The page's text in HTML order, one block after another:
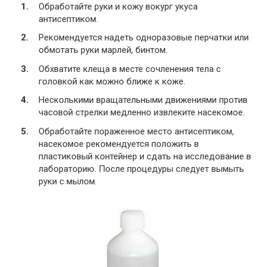
Обработайте руки и кожу вокург укуса
антисептиком.
Рекомендуется надеть одноразовые перчатки или
обмотать руки марлей, бинтом.
Обхватите клеща в месте сочленения тела с
головкой как можно ближе к коже.
Несколькими вращательными движениями против
часовой стрелки медленно извлеките насекомое.
Обработайте пораженное место антисептиком,
насекомое рекомендуется положить в
пластиковый контейнер и сдать на исследование в
лабораторию. После процедуры следует вымыть
руки с мылом.